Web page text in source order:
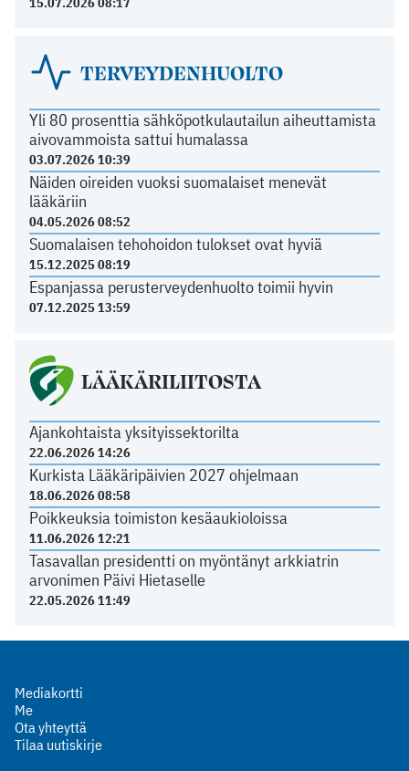
TERVEYDENHUOLTO
Yli 80 prosenttia sähköpotkulautailun aiheuttamista
aivovammoista sattui humalassa
03.07.2026 10:39
Näiden oireiden vuoksi suomalaiset menevät
lääkäriin
04.05.2026 08:52
Suomalaisen tehohoidon tulokset ovat hyviä
15.12.2025 08:19
Espanjassa perusterveydenhuolto toimii hyvin
07.12.2025 13:59
LÄÄKÄRILIITOSTA
Ajankohtaista yksityissektorilta
22.06.2026 14:26
Kurkista Lääkäripäivien 2027 ohjelmaan
18.06.2026 08:58
Poikkeuksia toimiston kesäaukioloissa
11.06.2026 12:21
Tasavallan presidentti on myöntänyt arkkiatrin
arvonimen Päivi Hietaselle
22.05.2026 11:49
Mediakortti
Me
Ota yhteyttä
Tilaa uutiskirje